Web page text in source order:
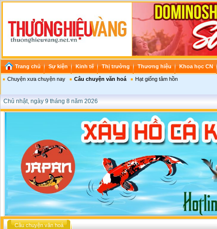
Trang chủ Sự kiện Kinh tế Thị trường Thương hiệu Khoa học CN
Chuyện xưa chuyện nay Câu chuyện văn hoá Hạt giống tâm hồn
Chủ nhật, ngày 9 tháng 8 năm 2026
Câu chuyện văn hoá